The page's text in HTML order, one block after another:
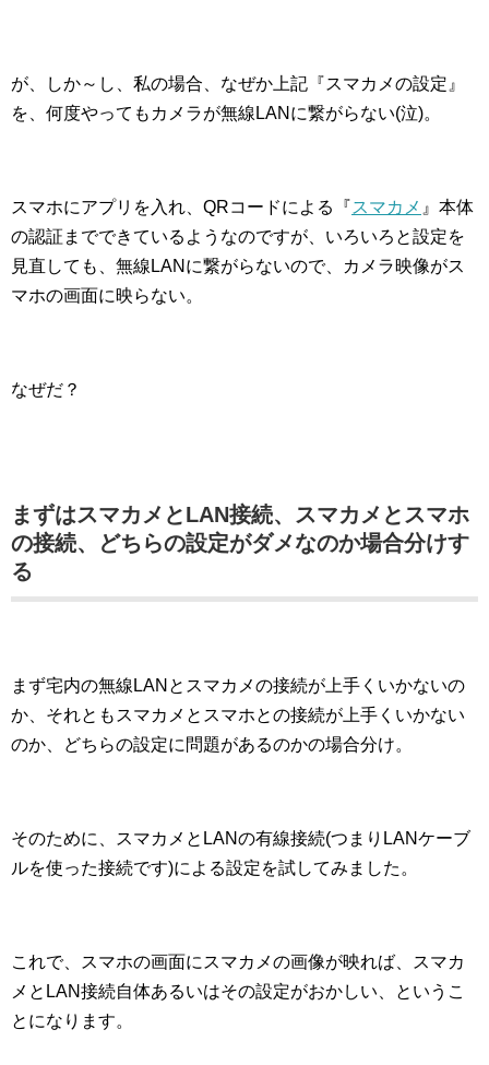
が、しか～し、私の場合、なぜか上記『スマカメの設定』
を、何度やってもカメラが無線LANに繋がらない(泣)。
スマホにアプリを入れ、QRコードによる『スマカメ 』本体
の認証までできているようなのですが、いろいろと設定を
見直しても、無線LANに繋がらないので、カメラ映像がス
マホの画面に映らない。
なぜだ？
まずはスマカメとLAN接続、スマカメとスマホ
の接続、どちらの設定がダメなのか場合分けす
る
まず宅内の無線LANとスマカメの接続が上手くいかないの
か、それともスマカメとスマホとの接続が上手くいかない
のか、どちらの設定に問題があるのかの場合分け。
そのために、スマカメとLANの有線接続(つまりLANケーブ
ルを使った接続です)による設定を試してみました。
これで、スマホの画面にスマカメの画像が映れば、スマカ
メとLAN接続自体あるいはその設定がおかしい、というこ
とになります。